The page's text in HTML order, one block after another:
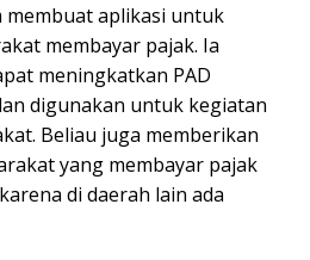
membuat aplikasi untuk
membayar pajak. Ia
meningkatkan PAD
digunakan untuk kegiatan
Beliau juga memberikan
yang membayar pajak
di daerah lain ada